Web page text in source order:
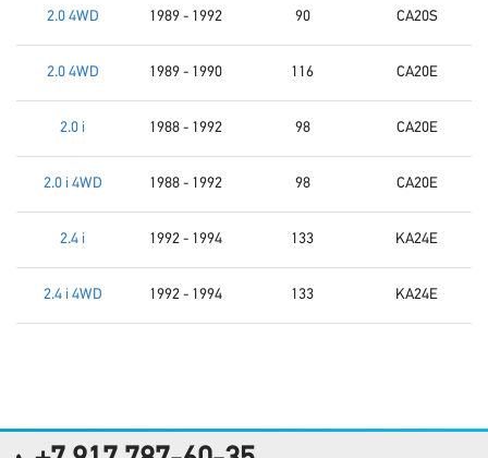
2.0 4WD 1989 - 1992 90 CA20S
2.0 4WD 1989 - 1990 116 CA20E
2.0 i 1988 - 1992 98 CA20E
2.0 i 4WD 1988 - 1992 98 CA20E
2.4 i 1992 - 1994 133 KA24E
2.4 i 4WD 1992 - 1994 133 KA24E